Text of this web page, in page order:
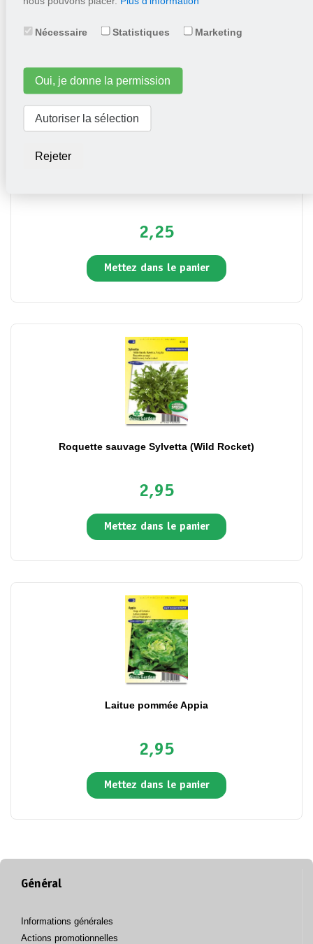
Nécessaire Statistiques Marketing
Oui, je donne la permission
Autoriser la sélection
Rejeter
2,25
Mettez dans le panier
Roquette sauvage Sylvetta (Wild Rocket)
2,95
Mettez dans le panier
Laitue pommée Appia
2,95
Mettez dans le panier
Général
Informations générales
Actions promotionnelles